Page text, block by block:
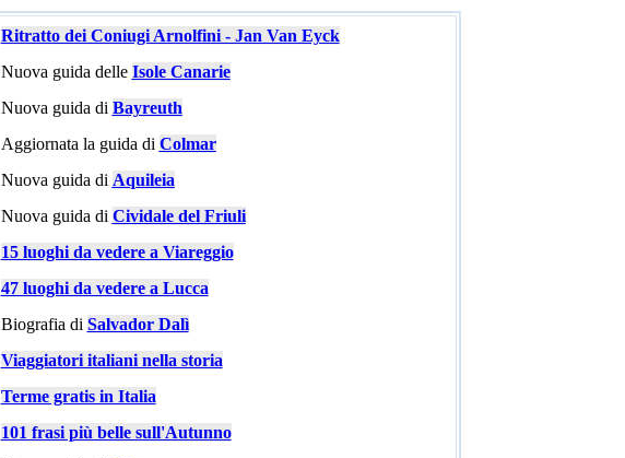
Ritratto dei Coniugi Arnolfini - Jan Van Eyck
Nuova guida delle Isole Canarie
Nuova guida di Bayreuth
Aggiornata la guida di Colmar
Nuova guida di Aquileia
Nuova guida di Cividale del Friuli
15 luoghi da vedere a Viareggio
47 luoghi da vedere a Lucca
Biografia di Salvador Dalì
Viaggiatori italiani nella storia
Terme gratis in Italia
101 frasi più belle sull'Autunno